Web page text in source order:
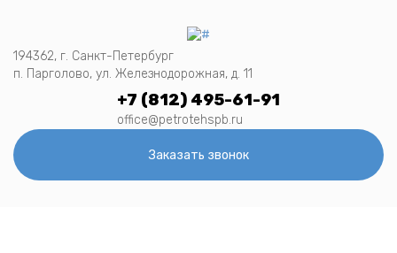
194362, г. Санкт-Петербург
п. Парголово, ул. Железнодорожная, д. 11
+7 (812) 495-61-91
office@petrotehspb.ru
Заказать звонок